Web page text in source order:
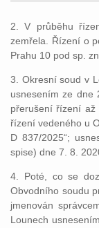
2. V průběhu
zemřela. Řízení o
Prahu 10 pod sp.
3. Okresní soud v
usnesením ze dne
přerušení řízení až
řízení vedeného u
D 837/2025“;
spise) dne 7. 8.
4. Poté, co se
Obvodního soudu
jmenován
Lounech